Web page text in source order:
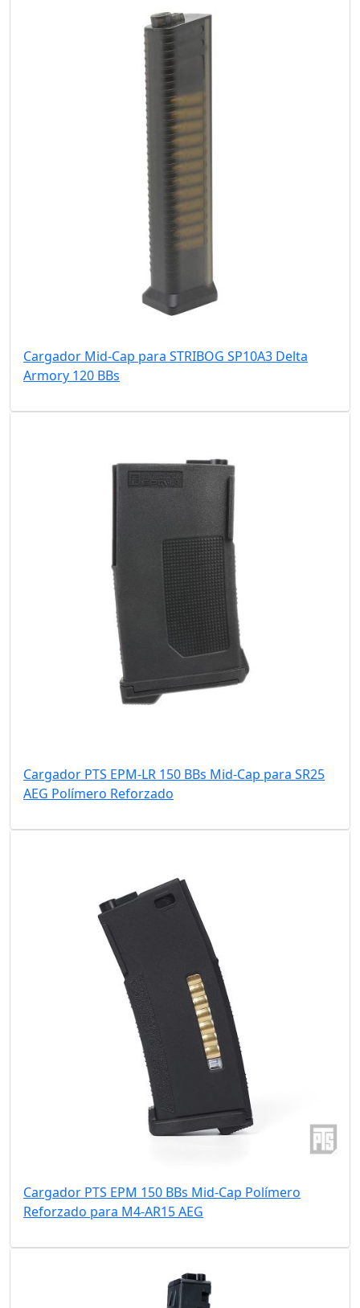
Cargador Mid-Cap para STRIBOG SP10A3 Delta
Armory 120 BBs
Cargador PTS EPM-LR 150 BBs Mid-Cap para SR25
AEG Polímero Reforzado
Cargador PTS EPM 150 BBs Mid-Cap Polímero
Reforzado para M4-AR15 AEG